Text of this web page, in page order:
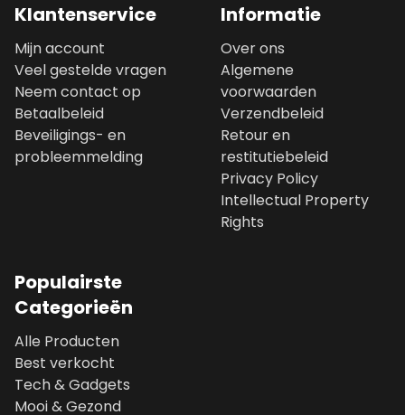
Klantenservice
Mijn account
Veel gestelde vragen
Neem contact op
Betaalbeleid
Beveiligings- en
probleemmelding
Informatie
Over ons
Algemene
voorwaarden
Verzendbeleid
Retour en
restitutiebeleid
Privacy Policy
Intellectual Property
Rights
Populairste
Categorieën
Alle Producten
Best verkocht
Tech & Gadgets
Mooi & Gezond